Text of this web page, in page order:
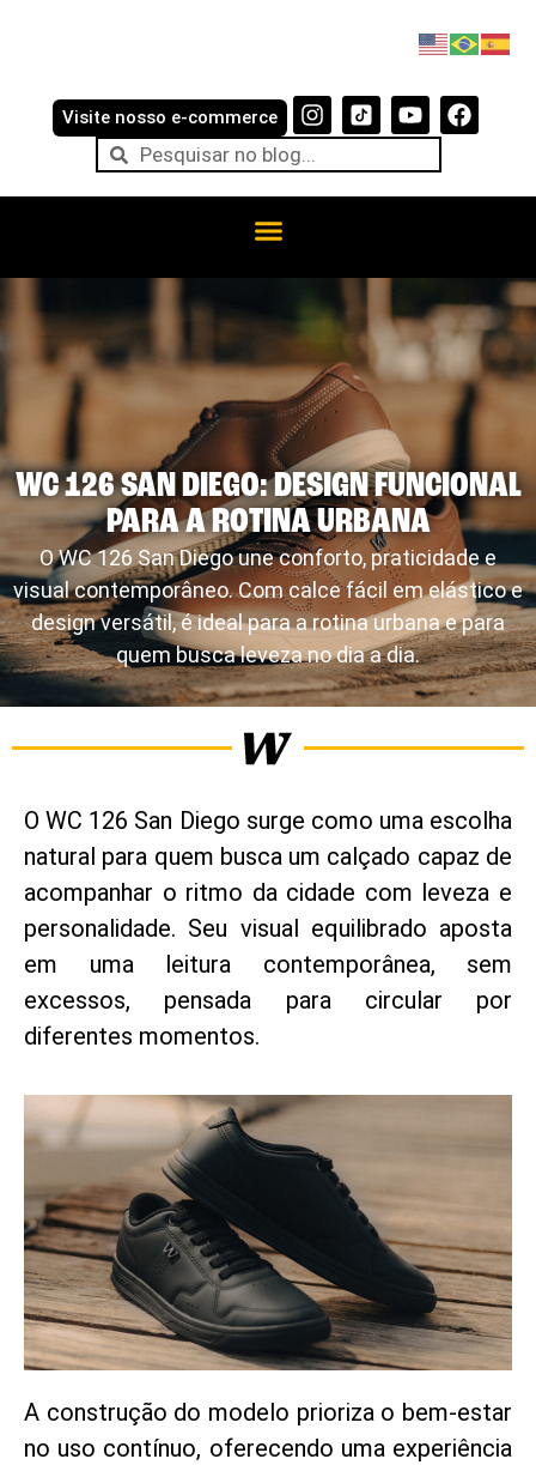
Visite nosso e-commerce
WC 126 SAN DIEGO: DESIGN FUNCIONAL
PARA A ROTINA URBANA
O WC 126 San Diego une conforto, praticidade e
visual contemporâneo. Com calce fácil em elástico e
design versátil, é ideal para a rotina urbana e para
quem busca leveza no dia a dia.
O WC 126 San Diego surge como uma escolha
natural para quem busca um calçado capaz de
acompanhar o ritmo da cidade com leveza e
personalidade. Seu visual equilibrado aposta
em uma leitura contemporânea, sem
excessos, pensada para circular por
diferentes momentos.
A construção do modelo prioriza o bem-estar
no uso contínuo, oferecendo uma experiência